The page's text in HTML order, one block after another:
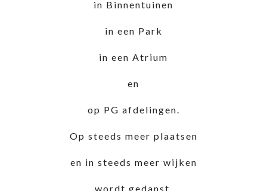
in Binnentuinen
in een Park
in een Atrium
en
op PG afdelingen.
Op steeds meer plaatsen
en in steeds meer wijken
wordt gedanst.